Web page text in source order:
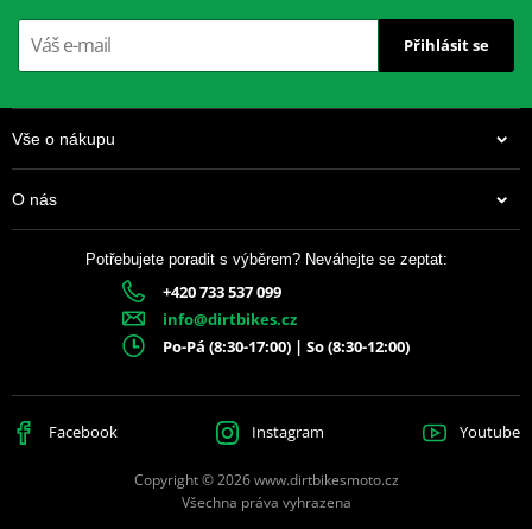
Přihlásit se
Vše o nákupu
O nás
Potřebujete poradit s výběrem? Neváhejte se zeptat:
+420 733 537 099
info@dirtbikes.cz
Po-Pá (8:30-17:00) | So (8:30-12:00)
Facebook Instagram Youtube
Copyright © 2026 www.dirtbikesmoto.cz
Všechna práva vyhrazena